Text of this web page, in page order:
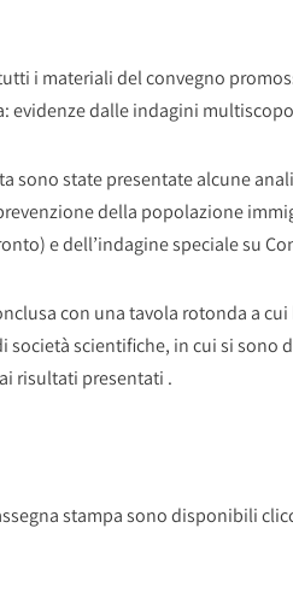
i materiali del convegno
evidenze dalle indagini
sono state presentate alcune
della popolazione
e dell’indagine speciale su
con una tavola rotonda a
società scientifiche, in cui si
risultati presentati .
stampa sono disponibili